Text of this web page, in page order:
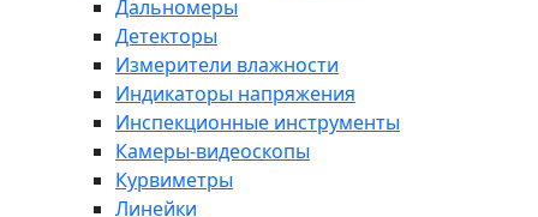
Дальномеры
Детекторы
Измерители влажности
Индикаторы напряжения
Инспекционные инструменты
Камеры-видеоскопы
Курвиметры
Линейки